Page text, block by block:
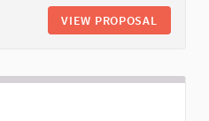
VIEW PROPOSAL